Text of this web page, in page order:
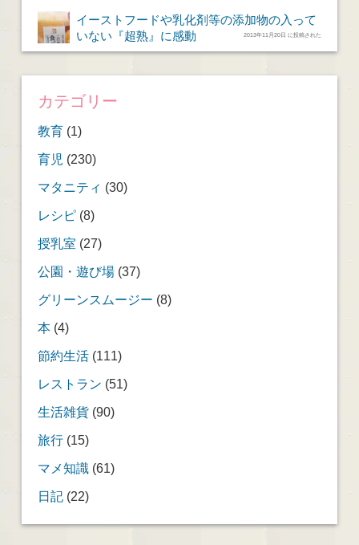
イーストフードや乳化剤等の添加物の入って
いない『超熟』に感動
2013年11月20日 に投稿された
カテゴリー
教育(1)
育児 (230)
マタニティ (30)
レシピ(8)
授乳室 (27)
公園・遊び場(37)
グリーンスムージー (8)
本(4)
節約生活(111)
レストラン (51)
生活雑貨(90)
旅行(15)
マメ知識(61)
日記(22)